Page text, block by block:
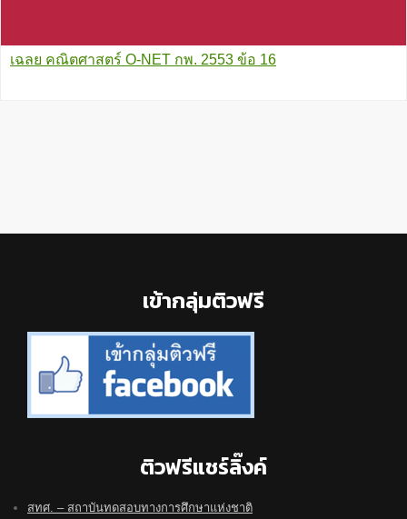
เฉลย คณิตศาสตร์ O-NET กพ. 2553 ข้อ 16
เข้ากลุ่มติวฟรี
ติวฟรีแชร์ลิ๊งค์
สทศ. – สถาบันทดสอบทางการศึกษาแห่งชาติ